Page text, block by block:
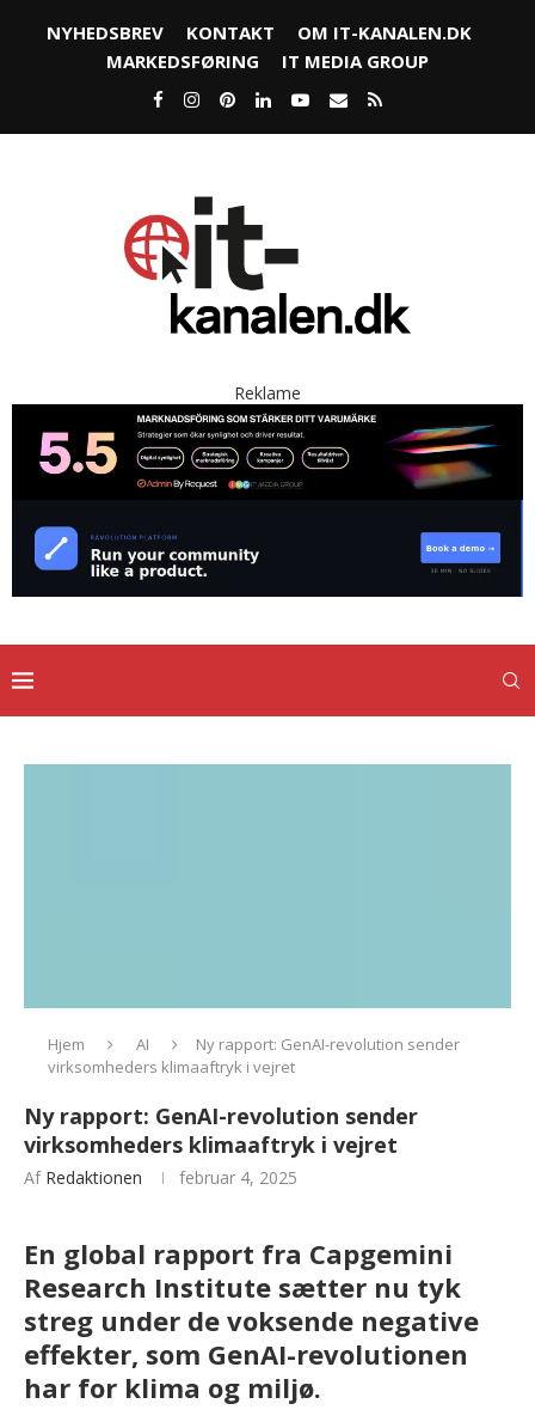
NYHEDSBREV KONTAKT
OM IT-KANALEN.DK
MARKEDSFØRING
IT MEDIA GROUP
Reklame
Hjem AI
Ny rapport: GenAI-revolution sender
virksomheders klimaaftryk i vejret
Ny rapport: GenAI-revolution sender
virksomheders klimaaftryk i vejret
Af Redaktionen februar 4, 2025
En global rapport fra Capgemini
Research Institute sætter nu tyk
streg under de voksende negative
effekter, som GenAI-revolutionen
har for klima og miljø.